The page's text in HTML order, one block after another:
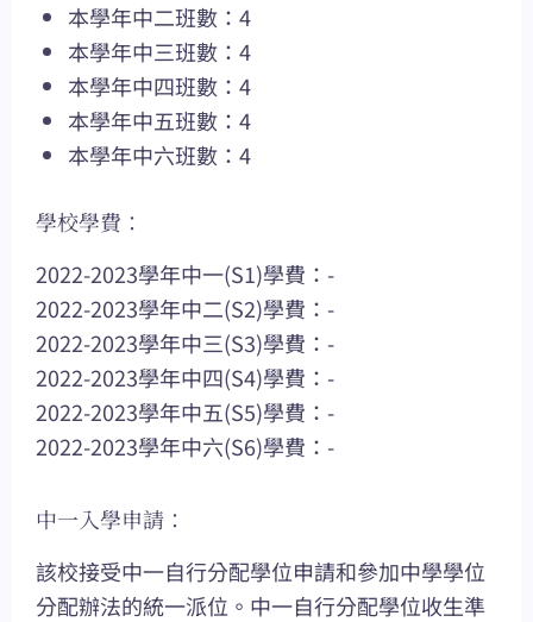
本學年中二班數：4
本學年中三班數：4
本學年中四班數：4
本學年中五班數：4
本學年中六班數：4
學校學費：
2022-2023學年中一(S1)學費：-
2022-2023學年中二(S2)學費：-
2022-2023學年中三(S3)學費：-
2022-2023學年中四(S4)學費：-
2022-2023學年中五(S5)學費：-
2022-2023學年中六(S6)學費：-
中一入學申請：
該校接受中一自行分配學位申請和參加中學學位
分配辦法的統一派位。中一自行分配學位收生準